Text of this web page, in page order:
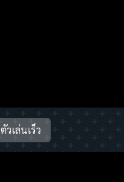
ตัวเล่นเร็ว